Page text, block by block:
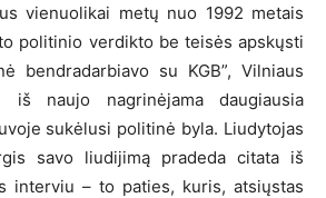
vienuolikai metų nuo 1992 metais
politinio verdikto be teisės apskųsti
bendradarbiavo su KGB”, Vilniaus
iš naujo nagrinėjama daugiausia
sukėlusi politinė byla. Liudytojas
savo liudijimą pradeda citata iš
interviu – to paties, kuris, atsiųstas